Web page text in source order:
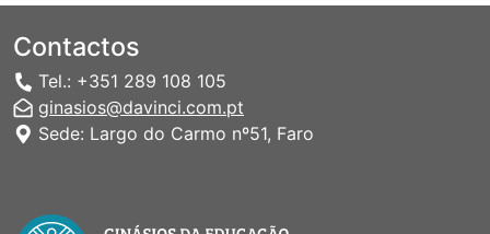
Contactos
Tel.: +351 289 108 105
ginasios@davinci.com.pt
Sede: Largo do Carmo nº51, Faro